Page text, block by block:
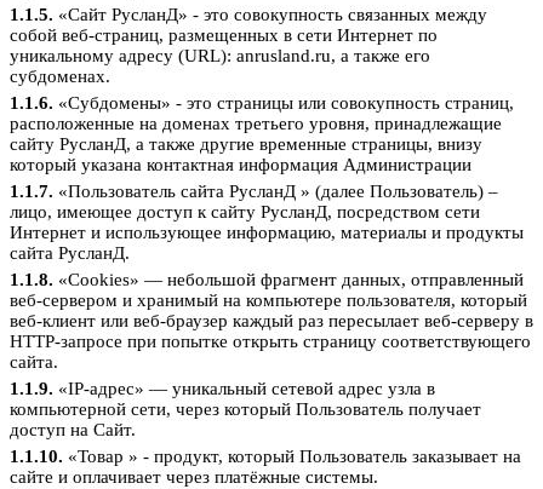
1.1.5. «Сайт РусланД» - это совокупность связанных между
собой веб-страниц, размещенных в сети Интернет по
уникальному адресу (URL): anrusland.ru, а также его
субдоменах.
1.1.6. «Субдомены» - это страницы или совокупность страниц,
расположенные на доменах третьего уровня, принадлежащие
сайту РусланД, а также другие временные страницы, внизу
который указана контактная информация Администрации
1.1.7. «Пользователь сайта РусланД » (далее Пользователь) –
лицо, имеющее доступ к сайту РусланД, посредством сети
Интернет и использующее информацию, материалы и продукты
сайта РусланД.
1.1.8. «Cookies» — небольшой фрагмент данных, отправленный
веб-сервером и хранимый на компьютере пользователя, который
веб-клиент или веб-браузер каждый раз пересылает веб-серверу в
HTTP-запросе при попытке открыть страницу соответствующего
сайта.
1.1.9. «IP-адрес» — уникальный сетевой адрес узла в
компьютерной сети, через который Пользователь получает
доступ на Сайт.
1.1.10. «Товар » - продукт, который Пользователь заказывает на
сайте и оплачивает через платёжные системы.